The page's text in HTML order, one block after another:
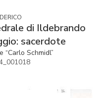
di Ildebrando
sacerdote
“Carlo Schmidl”